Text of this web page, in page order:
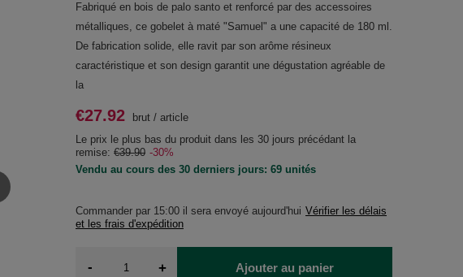
Fabriqué en bois de palo santo et renforcé par des accessoires
métalliques, ce gobelet à maté "Samuel" a une capacité de 180 ml.
De fabrication solide, elle ravit par son arôme résineux
caractéristique et son design garantit une dégustation agréable de
la
Commander par 15:00 il sera envoyé aujourd'hui Vérifier les délais
et les frais d'expédition
€27.92 brut /article
Le prix le plus bas du produit dans les 30 jours précédant la
remise:€39.90 -30%
Vendu au cours des 30 derniers jours: 69 unités
- + Ajouter au panier